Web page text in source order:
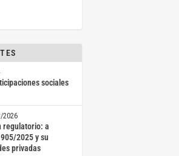
sociales
2026
regulatorio: a
2025 y su
privadas